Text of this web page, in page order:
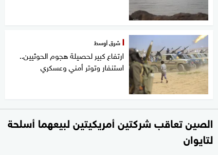
شرق أوسط
ارتفاع كبير لحصيلة هجوم الحوثيين..
استنفار وتوتر أمني وعسكري
الصين تعاقب شركتين أمريكيتين لبيعهما أسلحة
لتايوان